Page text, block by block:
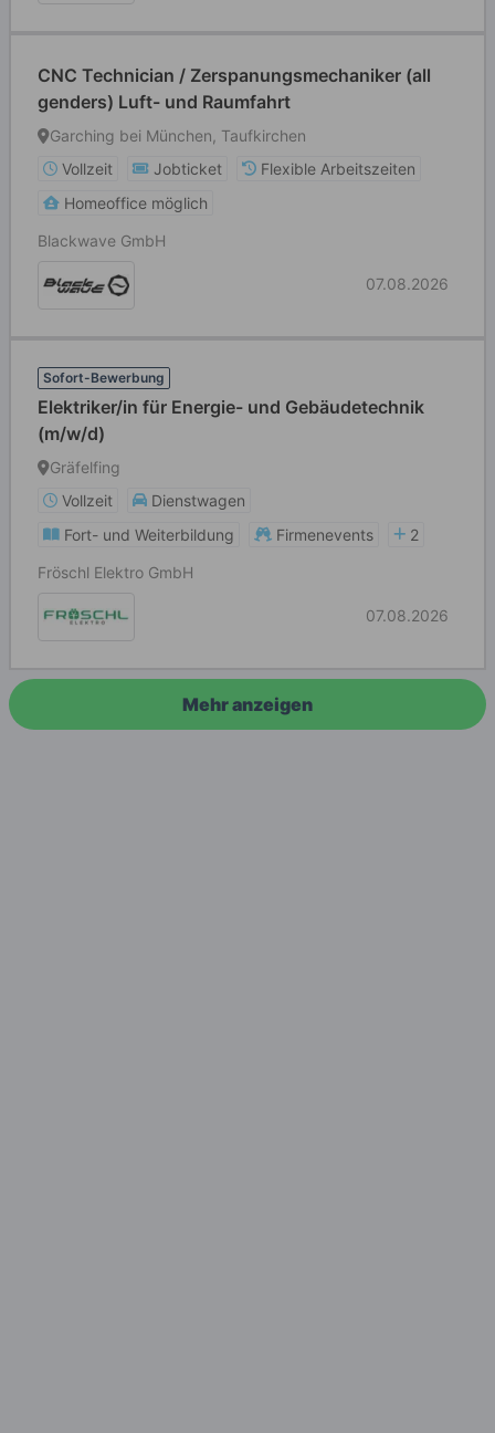
CNC Technician / Zerspanungsmechaniker (all
genders) Luft- und Raumfahrt
Garching bei München, Taufkirchen
Vollzeit
Jobticket
Flexible Arbeitszeiten
Homeoffice möglich
Blackwave GmbH
07.08.2026
Sofort-Bewerbung
Elektriker/in für Energie- und Gebäudetechnik
(m/w/d)
Gräfelfing
Vollzeit
Dienstwagen
Fort- und Weiterbildung
Firmenevents
2
Fröschl Elektro GmbH
07.08.2026
Mehr anzeigen